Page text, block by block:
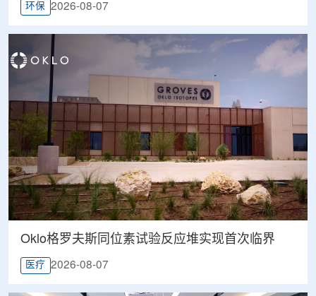
环保 2026-08-07
Oklo格罗夫斯同位素试验反应堆实现首次临界
医疗 2026-08-07